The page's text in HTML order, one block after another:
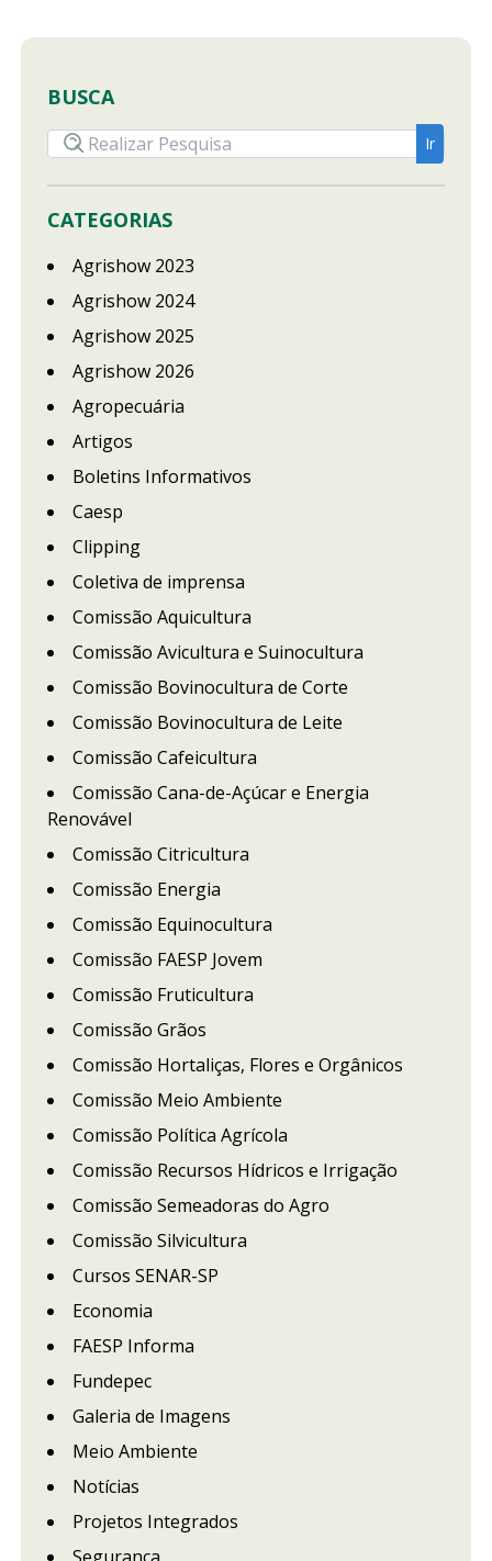
BUSCA
CATEGORIAS
Agrishow 2023
Agrishow 2024
Agrishow 2025
Agrishow 2026
Agropecuária
Artigos
Boletins Informativos
Caesp
Clipping
Coletiva de imprensa
Comissão Aquicultura
Comissão Avicultura e Suinocultura
Comissão Bovinocultura de Corte
Comissão Bovinocultura de Leite
Comissão Cafeicultura
Comissão Cana-de-Açúcar e Energia
Renovável
Comissão Citricultura
Comissão Energia
Comissão Equinocultura
Comissão FAESP Jovem
Comissão Fruticultura
Comissão Grãos
Comissão Hortaliças, Flores e Orgânicos
Comissão Meio Ambiente
Comissão Política Agrícola
Comissão Recursos Hídricos e Irrigação
Comissão Semeadoras do Agro
Comissão Silvicultura
Cursos SENAR-SP
Economia
FAESP Informa
Fundepec
Galeria de Imagens
Meio Ambiente
Notícias
Projetos Integrados